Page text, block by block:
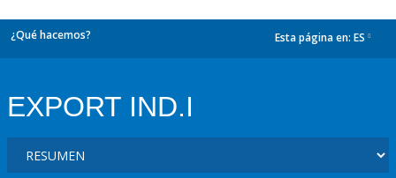
¿Qué hacemos? Esta página en: ES
EXPORT IND.I